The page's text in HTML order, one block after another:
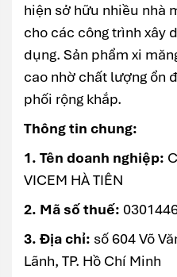
hiện sở hữu nhiều nhà
cho các công trình xây
dụng. Sản phẩm xi
cao nhờ chất lượng ổn
phối rộng khắp.
Thông tin chung:
1. Tên doanh nghiệp:
VICEM HÀ TIÊN
2. Mã số thuế:
3. Địa chỉ: số 604 Võ
Lãnh, TP. Hồ Chí Minh